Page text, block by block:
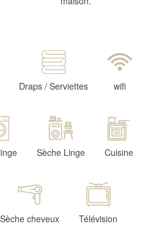
Draps / Serviettes wifi
Sèche Linge Cuisine
Sèche cheveux Télévision